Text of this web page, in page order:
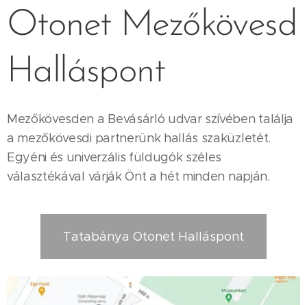
Otonet Mezőkövesd
Halláspont
Mezőkövesden a Bevásárló udvar szívében találja
a mezőkövesdi partnerünk hallás szaküzletét.
Egyéni és univerzális füldugók széles
választékával várják Önt a hét minden napján.
Tatabánya Otonet Halláspont